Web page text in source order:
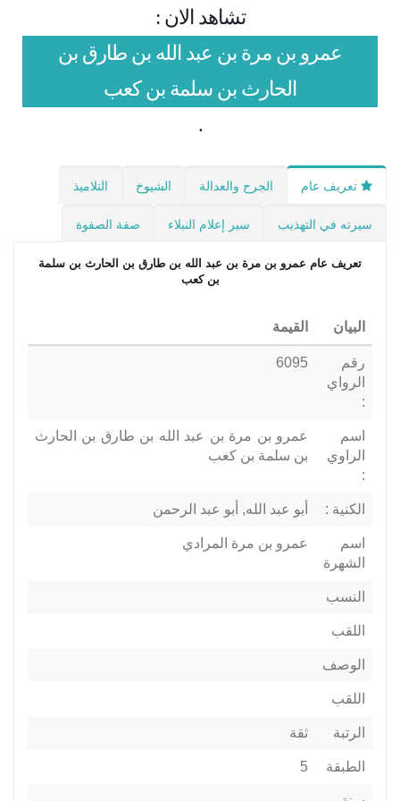
تشاهد الان :
عمرو بن مرة بن عبد الله بن طارق بن
الحارث بن سلمة بن كعب
.
تعريف عام الجرح والعدالة الشيوخ التلاميذ
سيرته في التهذيب سير إعلام النبلاء صفة الصفوة
تعريف عام عمرو بن مرة بن عبد الله بن طارق بن الحارث بن سلمة
بن كعب
البيان القيمة
رقم
الرواي
:
6095
اسم
الراوي
:
عمرو بن مرة بن عبد الله بن طارق بن الحارث
بن سلمة بن كعب
الكنية : أبو عبد الله, أبو عبد الرحمن
اسم
الشهرة
عمرو بن مرة المرادي
النسب
اللقب
الوصف
اللقب
الرتبة ثقة
الطبقة 5